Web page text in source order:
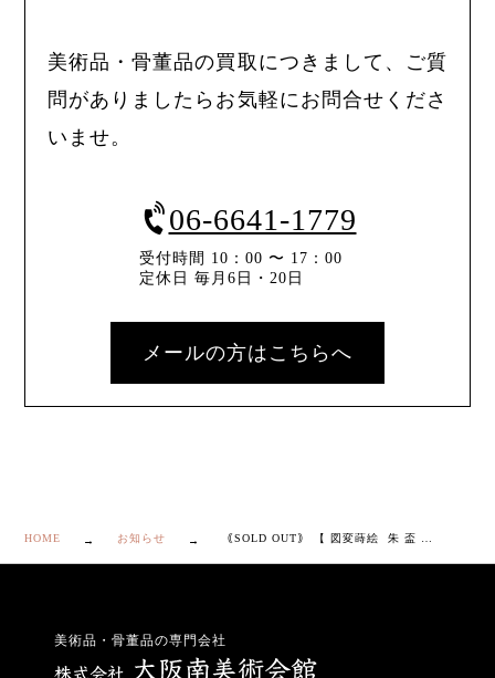
美術品・骨董品の買取につきまして、ご質
問がありましたらお気軽にお問合せくださ
いませ。
06-6641-1779
受付時間 10：00 〜 17：00
定休日 毎月6日・20日
メールの方はこちらへ
HOME お知らせ
美術品・骨董品の専門会社